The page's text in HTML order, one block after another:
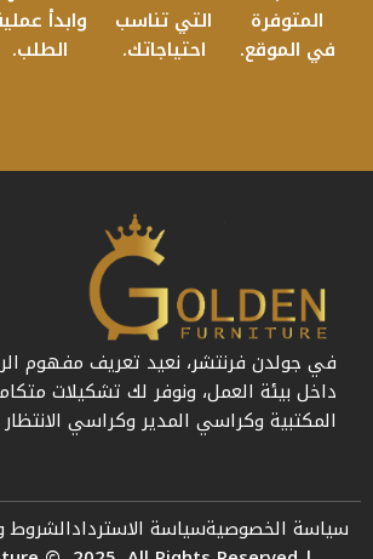
المتوفرة
في الموقع.
التي تناسب
احتياجاتك.
وابدأ
الطلب.
في جولدن فرنتشر، نعيد تعريف مفهوم
داخل بيئة العمل، ونوفر لك تشكيلات
المكتبية وكراسي المدير وكراسي الانتظار
سياسة الخصوصيةسياسة الاستردادالشروط